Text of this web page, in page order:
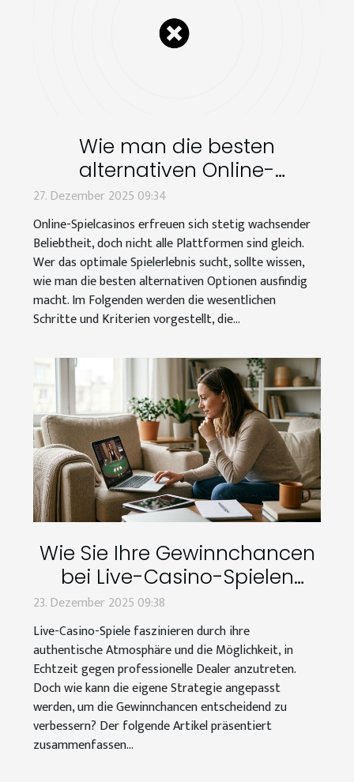
Wie man die besten
alternativen Online-
Spielcasinos findet?
27. Dezember 2025 09:34
Online-Spielcasinos erfreuen sich stetig wachsender
Beliebtheit, doch nicht alle Plattformen sind gleich.
Wer das optimale Spielerlebnis sucht, sollte wissen,
wie man die besten alternativen Optionen ausfindig
macht. Im Folgenden werden die wesentlichen
Schritte und Kriterien vorgestellt, die...
Wie Sie Ihre Gewinnchancen
bei Live-Casino-Spielen
erhöhen können?
23. Dezember 2025 09:38
Live-Casino-Spiele faszinieren durch ihre
authentische Atmosphäre und die Möglichkeit, in
Echtzeit gegen professionelle Dealer anzutreten.
Doch wie kann die eigene Strategie angepasst
werden, um die Gewinnchancen entscheidend zu
verbessern? Der folgende Artikel präsentiert
zusammenfassen...